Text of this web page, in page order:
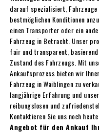
darauf spezialisiert, Fahrzeuge
bestmöglichen Konditionen
einen Transporter oder ein
Fahrzeug in Betracht. Unser
fair und transparent,
Zustand des Fahrzeugs. Mit
Ankaufsprozess bieten wir
Fahrzeug in Waiblingen zu
langjährige Erfahrung und
reibungslosen und
Kontaktieren Sie uns noch
Angebot für den Ankauf